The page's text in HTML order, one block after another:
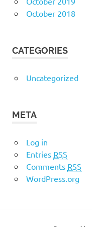
October 2018
CATEGORIES
Uncategorized
META
Log in
Entries RSS
Comments RSS
WordPress.org